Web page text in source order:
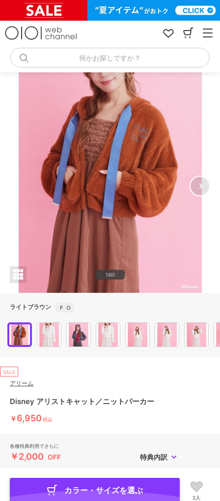
何かお探しですか？
1/60
ライトブラウン Ｆ ○
SALE
アリーム
Disney アリストキャット／ニットパーカー
￥6,950 税込
各種特典利用でさらに
￥2,000 OFF 特典内訳
カラー・サイズを選ぶ
2人